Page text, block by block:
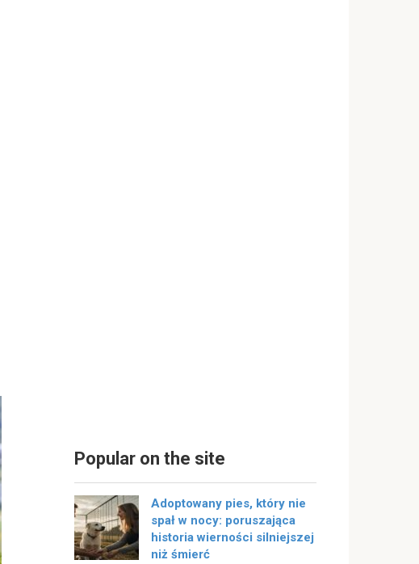
Popular on the site
Adoptowany pies, który nie
spał w nocy: poruszająca
historia wierności silniejszej
niż śmierć